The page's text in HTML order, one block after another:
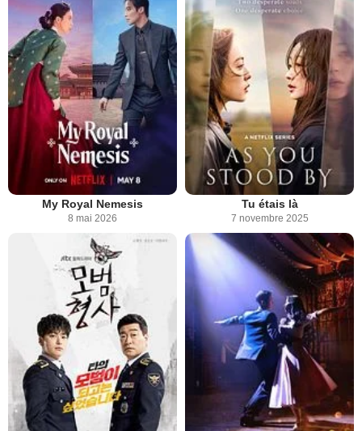
My Royal Nemesis
8 mai 2026
Tu étais là
7 novembre 2025